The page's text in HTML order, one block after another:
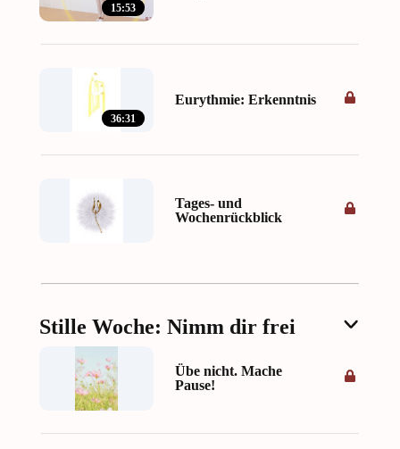
15:53
36:31
Eurythmie: Erkenntnis
Tages- und
Wochenrückblick
Stille Woche: Nimm dir frei
Übe nicht. Mache
Pause!